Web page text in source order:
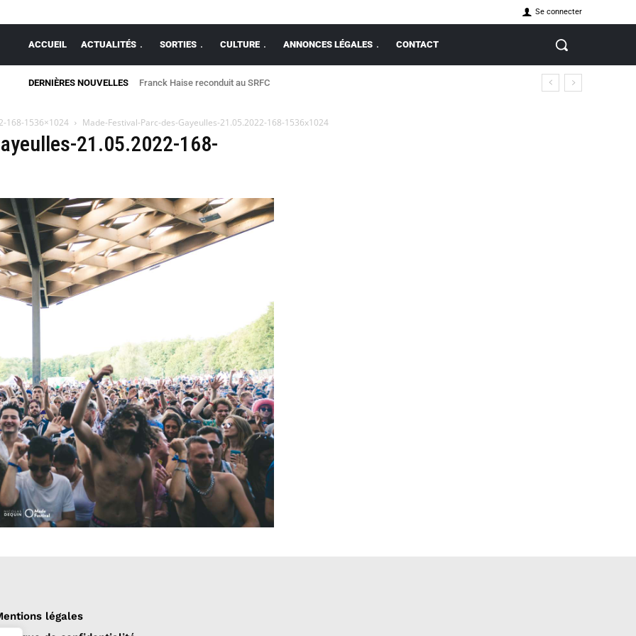
Se connecter
ACCUEIL ACTUALITÉS SORTIES CULTURE ANNONCES LÉGALES CONTACT
DERNIÈRES NOUVELLES Franck Haise reconduit au SRFC
168-1536×1024 Made-Festival-Parc-des-Gayeulles-21.05.2022-168-1536x1024
21.05.2022-168-
légales